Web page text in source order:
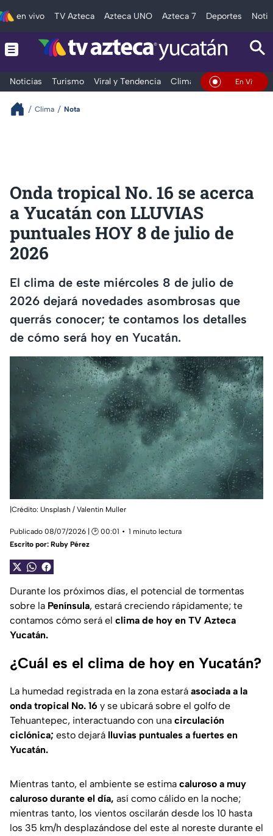
en vivo TV Azteca Azteca UNO Azteca 7 Deportes
Noticias Turismo Viral y Tendencia Clima DeportesEn Vivo
Clima Nota
Onda tropical No. 16 se acerca
a Yucatán con LLUVIAS
puntuales HOY 8 de julio de
2026
El clima de este miércoles 8 de julio de
2026 dejará novedades asombrosas que
querrás conocer; te contamos los detalles
de cómo será hoy en Yucatán.
|Crédito: Unsplash / Valentin Muller
Publicado 08/07/2026 | 🕑 00:01
1 minuto lectura
Escrito por: Ruby Pérez
Durante los próximos días, el potencial de tormentas
sobre la Península, estará creciendo rápidamente; te
contamos cómo será el clima de hoy en TV Azteca
Yucatán.
¿Cuál es el clima de hoy en Yucatán?
La humedad registrada en la zona estará asociada a la
onda tropical No. 16 y se ubicará sobre el golfo de
Tehuantepec, interactuando con una circulación
ciclónica; esto dejará lluvias puntuales a fuertes en
Yucatán.
Mientras tanto, el ambiente se estima caluroso a muy
caluroso durante el día, así como cálido en la noche;
mientras tanto, los vientos oscilarán desde los 10 hasta
los 35 km/h desplazándose del este al noreste durante el